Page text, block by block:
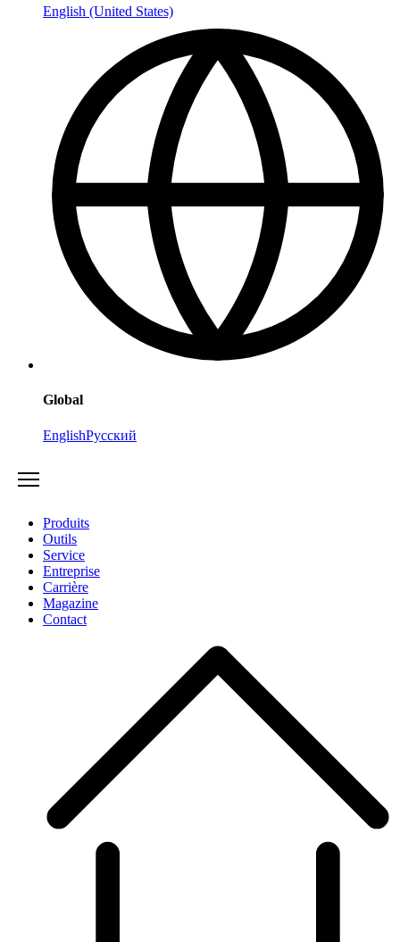
English (United States)
Global
EnglishРусский
Produits
Outils
Service
Entreprise
Carrière
Magazine
Contact